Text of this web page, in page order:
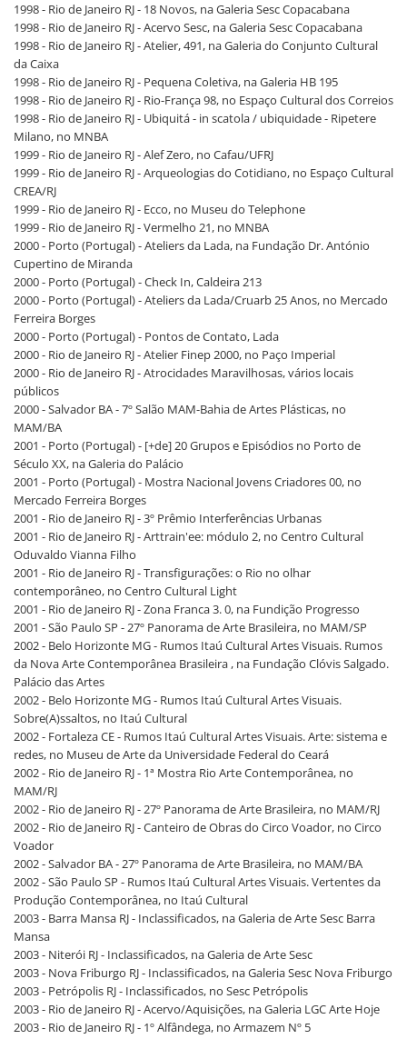
1998 - Rio de Janeiro RJ - 18 Novos, na Galeria Sesc Copacabana
1998 - Rio de Janeiro RJ - Acervo Sesc, na Galeria Sesc Copacabana
1998 - Rio de Janeiro RJ - Atelier, 491, na Galeria do Conjunto Cultural
da Caixa
1998 - Rio de Janeiro RJ - Pequena Coletiva, na Galeria HB 195
1998 - Rio de Janeiro RJ - Rio-França 98, no Espaço Cultural dos Correios
1998 - Rio de Janeiro RJ - Ubiquitá - in scatola / ubiquidade - Ripetere
Milano, no MNBA
1999 - Rio de Janeiro RJ - Alef Zero, no Cafau/UFRJ
1999 - Rio de Janeiro RJ - Arqueologias do Cotidiano, no Espaço Cultural
CREA/RJ
1999 - Rio de Janeiro RJ - Ecco, no Museu do Telephone
1999 - Rio de Janeiro RJ - Vermelho 21, no MNBA
2000 - Porto (Portugal) - Ateliers da Lada, na Fundação Dr. António
Cupertino de Miranda
2000 - Porto (Portugal) - Check In, Caldeira 213
2000 - Porto (Portugal) - Ateliers da Lada/Cruarb 25 Anos, no Mercado
Ferreira Borges
2000 - Porto (Portugal) - Pontos de Contato, Lada
2000 - Rio de Janeiro RJ - Atelier Finep 2000, no Paço Imperial
2000 - Rio de Janeiro RJ - Atrocidades Maravilhosas, vários locais
públicos
2000 - Salvador BA - 7º Salão MAM-Bahia de Artes Plásticas, no
MAM/BA
2001 - Porto (Portugal) - [+de] 20 Grupos e Episódios no Porto de
Século XX, na Galeria do Palácio
2001 - Porto (Portugal) - Mostra Nacional Jovens Criadores 00, no
Mercado Ferreira Borges
2001 - Rio de Janeiro RJ - 3º Prêmio Interferências Urbanas
2001 - Rio de Janeiro RJ - Arttrain'ee: módulo 2, no Centro Cultural
Oduvaldo Vianna Filho
2001 - Rio de Janeiro RJ - Transfigurações: o Rio no olhar
contemporâneo, no Centro Cultural Light
2001 - Rio de Janeiro RJ - Zona Franca 3. 0, na Fundição Progresso
2001 - São Paulo SP - 27º Panorama de Arte Brasileira, no MAM/SP
2002 - Belo Horizonte MG - Rumos Itaú Cultural Artes Visuais. Rumos
da Nova Arte Contemporânea Brasileira , na Fundação Clóvis Salgado.
Palácio das Artes
2002 - Belo Horizonte MG - Rumos Itaú Cultural Artes Visuais.
Sobre(A)ssaltos, no Itaú Cultural
2002 - Fortaleza CE - Rumos Itaú Cultural Artes Visuais. Arte: sistema e
redes, no Museu de Arte da Universidade Federal do Ceará
2002 - Rio de Janeiro RJ - 1ª Mostra Rio Arte Contemporânea, no
MAM/RJ
2002 - Rio de Janeiro RJ - 27º Panorama de Arte Brasileira, no MAM/RJ
2002 - Rio de Janeiro RJ - Canteiro de Obras do Circo Voador, no Circo
Voador
2002 - Salvador BA - 27º Panorama de Arte Brasileira, no MAM/BA
2002 - São Paulo SP - Rumos Itaú Cultural Artes Visuais. Vertentes da
Produção Contemporânea, no Itaú Cultural
2003 - Barra Mansa RJ - Inclassificados, na Galeria de Arte Sesc Barra
Mansa
2003 - Niterói RJ - Inclassificados, na Galeria de Arte Sesc
2003 - Nova Friburgo RJ - Inclassificados, na Galeria Sesc Nova Friburgo
2003 - Petrópolis RJ - Inclassificados, no Sesc Petrópolis
2003 - Rio de Janeiro RJ - Acervo/Aquisições, na Galeria LGC Arte Hoje
2003 - Rio de Janeiro RJ - 1º Alfândega, no Armazem Nº 5